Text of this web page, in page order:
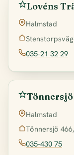
Lovéns
Halmstad
035-21 32 29
Halmstad
Tönnersjö
035-430 75